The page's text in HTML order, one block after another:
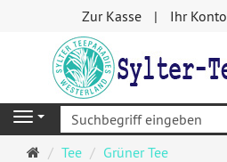
Zur Kasse Ihr Konto
Navigation
Startseite
Tee
Grüner Tee